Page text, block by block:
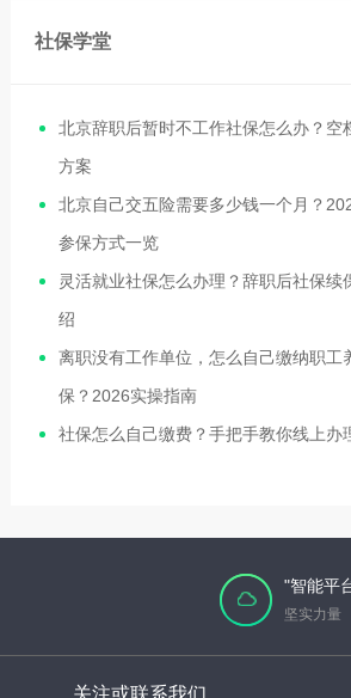
社保学堂
北京辞职后暂时不工作社保怎么办？空
方案
北京自己交五险需要多少钱一个月？
参保方式一览
灵活就业社保怎么办理？辞职后社保续
绍
离职没有工作单位，怎么自己缴纳职工
保？2026实操指南
社保怎么自己缴费？手把手教你线上办
"智能平
坚实力量
关注或联系我们